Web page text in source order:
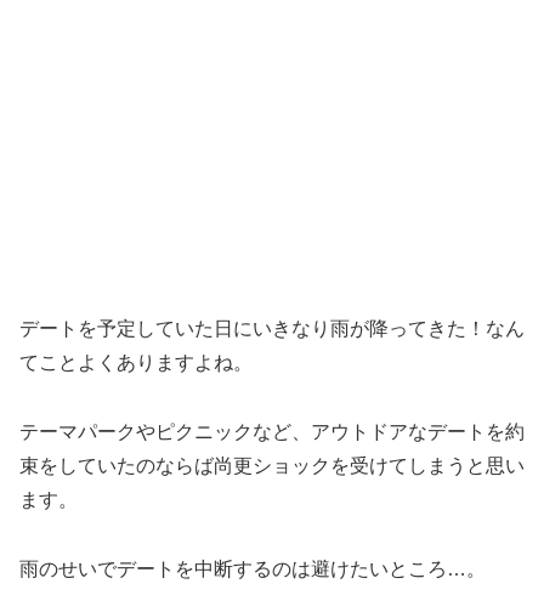
デートを予定していた日にいきなり雨が降ってきた！なん
てことよくありますよね。
テーマパークやピクニックなど、アウトドアなデートを約
束をしていたのならば尚更ショックを受けてしまうと思い
ます。
雨のせいでデートを中断するのは避けたいところ…。